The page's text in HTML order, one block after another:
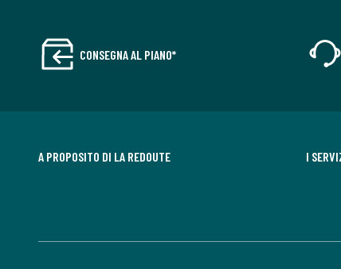
CONSEGNA AL PIANO*
A PROPOSITO DI LA REDOUTE I